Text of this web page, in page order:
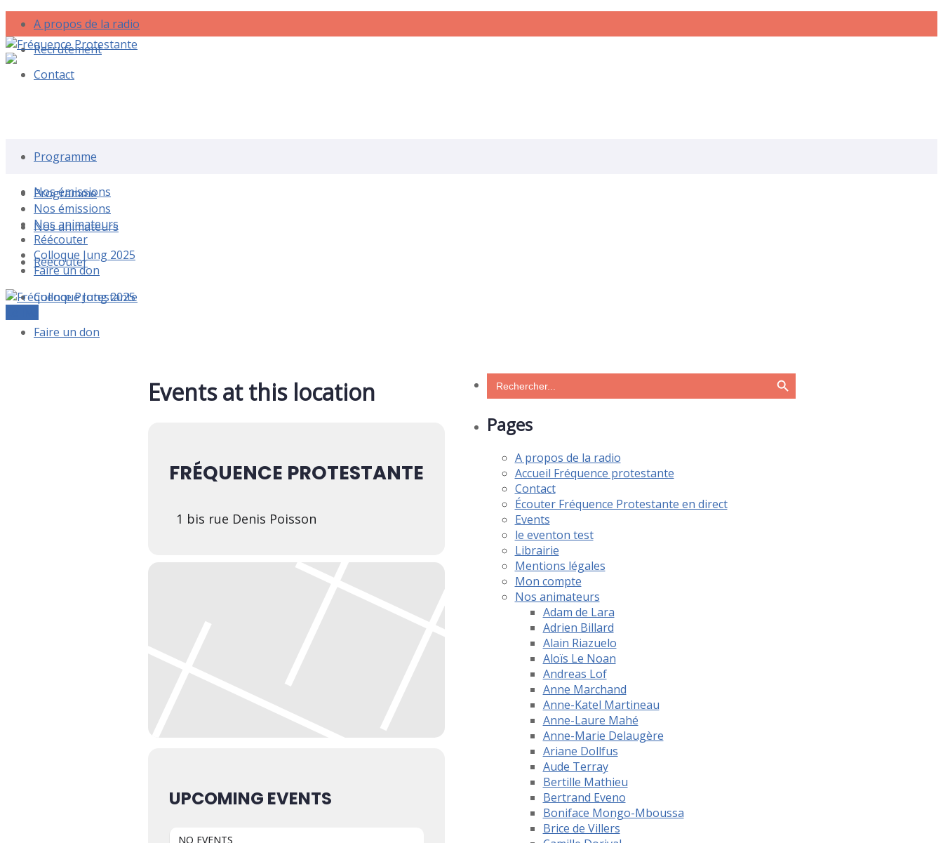
A propos de la radio
Recrutement
Contact
Programme
Nos émissions
Nos animateurs
Réécouter
Colloque Jung 2025
Faire un don
Programme
Nos émissions
Nos animateurs
Réécouter
Colloque Jung 2025
Faire un don
Events at this location
FRÉQUENCE PROTESTANTE
1 bis rue Denis Poisson
UPCOMING EVENTS
NO EVENTS
Search
for:
Search Button
Pages
A propos de la radio
Accueil Fréquence protestante
Contact
Écouter Fréquence Protestante en direct
Events
le eventon test
Librairie
Mentions légales
Mon compte
Nos animateurs
Adam de Lara
Adrien Billard
Alain Riazuelo
Aloïs Le Noan
Andreas Lof
Anne Marchand
Anne-Katel Martineau
Anne-Laure Mahé
Anne-Marie Delaugère
Ariane Dollfus
Aude Terray
Bertille Mathieu
Bertrand Eveno
Boniface Mongo-Mboussa
Brice de Villers